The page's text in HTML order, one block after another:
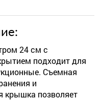
24 см с
подходит для
Съемная
и
крышка позволяет